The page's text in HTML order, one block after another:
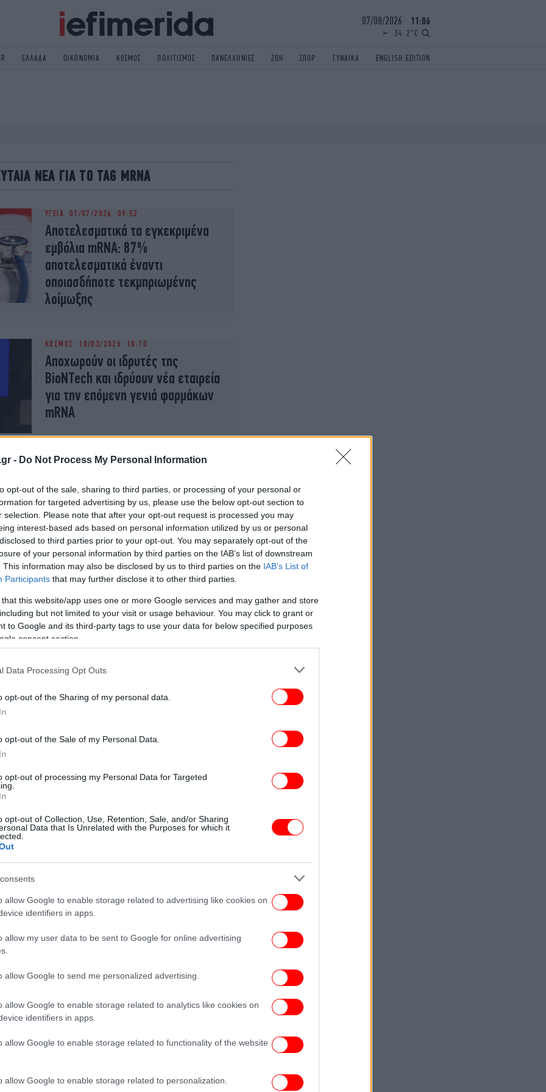
- Do Not Process My Personal Information
opt-out of the sale, sharing to third parties, or processing of your personal or
for targeted advertising by us, please use the below opt-out section to
selection. Please note that after your opt-out request is processed you may
interest-based ads based on personal information utilized by us or personal
to third parties prior to your opt-out. You may separately opt-out of the
of your personal information by third parties on the IAB’s list of downstream
This information may also be disclosed by us to third parties on the IAB’s List of
Participants that may further disclose it to other third parties.
that this website/app uses one or more Google services and may gather and store
but not limited to your visit or usage behaviour. You may click to grant or
to Google and its third-party tags to use your data for below specified purposes
consent section.
Data Processing Opt Outs
opt-out of the Sharing of my personal data.
opt-out of the Sale of my Personal Data.
opt-out of processing my Personal Data for Targeted
opt-out of Collection, Use, Retention, Sale, and/or Sharing
Data that Is Unrelated with the Purposes for which it
allow Google to enable storage related to advertising like cookies on
identifiers in apps.
allow my user data to be sent to Google for online advertising
allow Google to send me personalized advertising.
allow Google to enable storage related to analytics like cookies on
identifiers in apps.
allow Google to enable storage related to functionality of the website
allow Google to enable storage related to personalization.
07/08/2026 11:06
34.2°C
ΕΛΛΑΔΑ ΟΙΚΟΝΟΜΙΑ ΚΟΣΜΟΣ ΠΟΛΙΤΙΣΜΟΣ ΠΑΝΕΛΛΗΝΙΕΣ ΖΩΗ ΣΠΟΡ ΓΥΝΑΙΚΑ ENGLISH EDITION
PODCAST
OCEAN
ΝΕΑ ΓΙΑ ΤΟ TAG MRNA
ΥΓΕΙΑ 01/07/2026 09:52
Αποτελεσματικά τα εγκεκριμένα
εμβόλια mRNA: 87%
αποτελεσματικά έναντι
οποιασδήποτε τεκμηριωμένης
λοίμωξης
ΚΟΣΜΟΣ 10/03/2026 18:10
Αποχωρούν οι ιδρυτές της
BioNTech και ιδρύουν νέα εταιρεία
για την επόμενη γενιά φαρμάκων
mRNA
ΥΓΕΙΑ 07/10/2024 15:44
Εμβόλια MRNA: Ελπίδες και
επιφυλάξεις
09/09/2024 11:50
Εμβόλια m-RNA: Η μεγάλη ελπίδα
για την αντιμετώπιση του
καρκίνου
ΚΟΣΜΟΣ 23/08/2024 11:16
εμβολίου mRNA κατά του καρκίνου
Εμβόλια mRNA για την
Πτηνών -Αλώβητη η χώρα μας
ΥΓΕΙΑ 26/04/2024 08:09
τρίτης φάσης πρωτοποριακού
του δέρματος
ΚΟΣΜΟΣ 02/10/2023 16:34
«Δεν το πιστεύω!»: Η πρώτη